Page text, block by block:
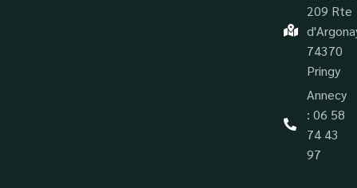
209 Rte
74370
Pringy
Annecy
: 06 58
74 43
97